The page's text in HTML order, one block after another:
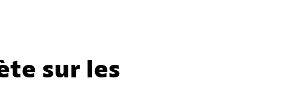
sur les